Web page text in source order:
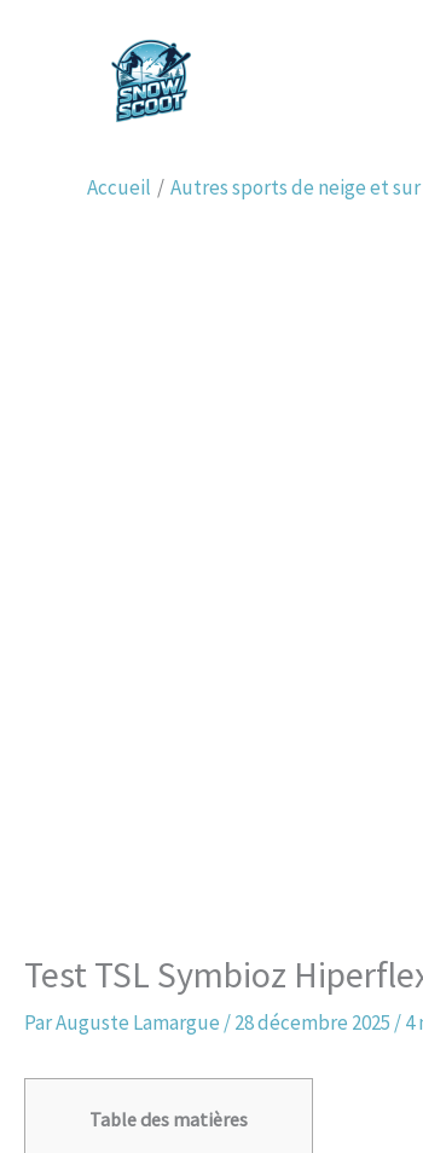
Accueil Autres sports de neige et
Test TSL Symbioz
ParAuguste Lamargue /28 décembre 2025 /4
Table des matières